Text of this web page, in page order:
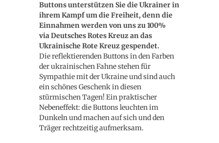
Buttons unterstützen Sie die Ukrainer in
ihrem Kampf um die Freiheit, denn die
Einnahmen werden von uns zu 100%
via Deutsches Rotes Kreuz an das
Ukrainische Rote Kreuz gespendet.
Die reflektierenden Buttons in den Farben
der ukrainischen Fahne stehen für
Sympathie mit der Ukraine und sind auch
ein schönes Geschenk in diesen
stürmischen Tagen! Ein praktischer
Nebeneffekt: die Buttons leuchten im
Dunkeln und machen auf sich und den
Träger rechtzeitig aufmerksam.